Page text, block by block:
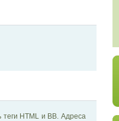
HTML и BB. Адреса